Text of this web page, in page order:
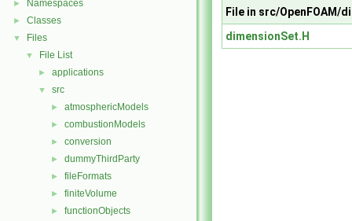
► Namespaces
► Classes
▼ Files
▼ File List
► applications
▼ src
► atmosphericModels
► combustionModels
► conversion
► dummyThirdParty
► fileFormats
► finiteVolume
► functionObjects
File in src/OpenFOAM/
dimensionSet.H